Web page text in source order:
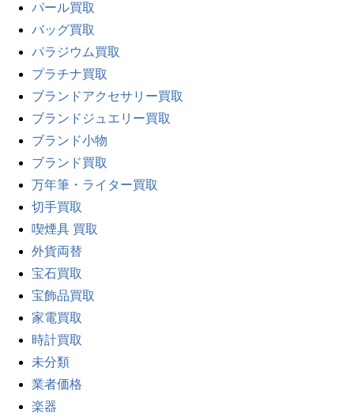
パール買取
バッグ買取
パラジウム買取
プラチナ買取
ブランドアクセサリー買取
ブランドジュエリー買取
ブランド小物
ブランド買取
万年筆・ライター買取
切手買取
喫煙具 買取
外貨両替
宝石買取
宝飾品買取
家電買取
時計買取
未分類
業者価格
楽器